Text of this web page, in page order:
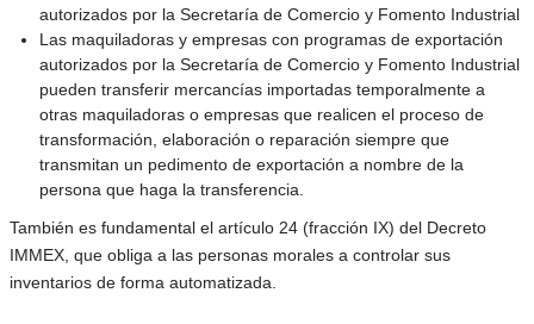
autorizados por la Secretaría de Comercio y Fomento Industrial
Las maquiladoras y empresas con programas de exportación
autorizados por la Secretaría de Comercio y Fomento Industrial
pueden transferir mercancías importadas temporalmente a
otras maquiladoras o empresas que realicen el proceso de
transformación, elaboración o reparación siempre que
transmitan un pedimento de exportación a nombre de la
persona que haga la transferencia.
También es fundamental el artículo 24 (fracción IX) del Decreto
IMMEX, que obliga a las personas morales a controlar sus
inventarios de forma automatizada.